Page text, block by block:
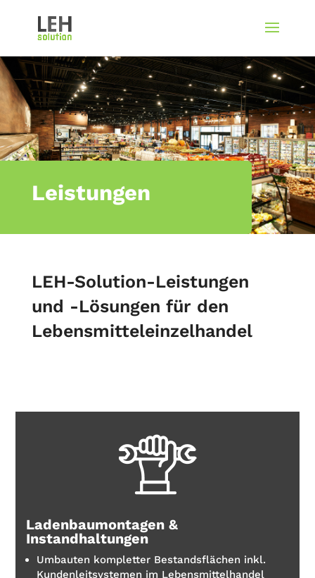
Leistungen
LEH-Solution-Leistungen
und -Lösungen für den
Lebensmitteleinzelhandel
Ladenbaumontagen &
Instandhaltungen
Umbauten kompletter Bestandsflächen inkl.
Kundenleitsystemen im Lebensmittelhandel